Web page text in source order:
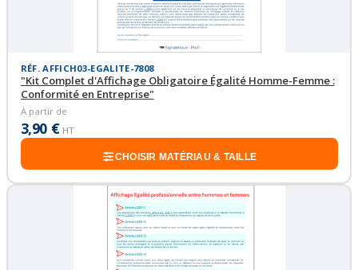
RÉF. AFFICH03-EGALITE-7808
"Kit Complet d'Affichage Obligatoire Égalité Homme-Femme :
Conformité en Entreprise"
À partir de
3,90 € HT
CHOISIR MATÉRIAU & TAILLE